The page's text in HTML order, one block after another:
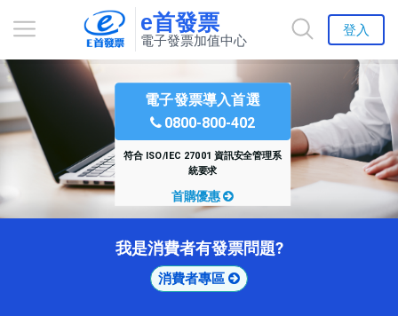
e首發票
電子發票加值中心
登入
電子發票導入首選
0800-800-402
符合 ISO/IEC 27001 資訊安全管理系
統要求
首購優惠
我是消費者有發票問題?
消費者專區